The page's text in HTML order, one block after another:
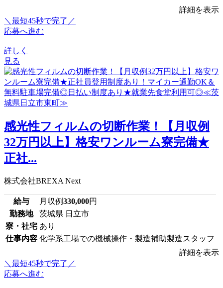
詳細を表示
＼最短45秒で完了／
応募へ進む
詳しく
見る
感光性フィルムの切断作業！【月収例
32万円以上】格安ワンルーム寮完備★
正社...
株式会社BREXA Next
給与 月収例330,000円
勤務地
茨城県 日立市
寮・社宅 あり
仕事内容 化学系工場での機械操作・製造補助製造スタッフ
詳細を表示
＼最短45秒で完了／
応募へ進む